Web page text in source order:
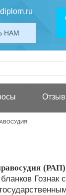
НАМ
(РАП)
Гознак